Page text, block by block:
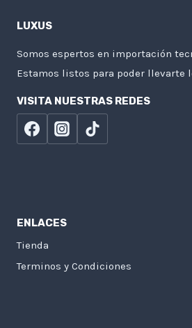
LUXUS
Somos espertos en importación
Estamos listos para poder llevarte
VISITA NUESTRAS REDES
ENLACES
Tienda
Terminos y Condiciones